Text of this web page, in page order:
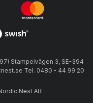
Stämpelvägen 3, SE-394
Tel. 0480 - 44 99 20
Nest AB